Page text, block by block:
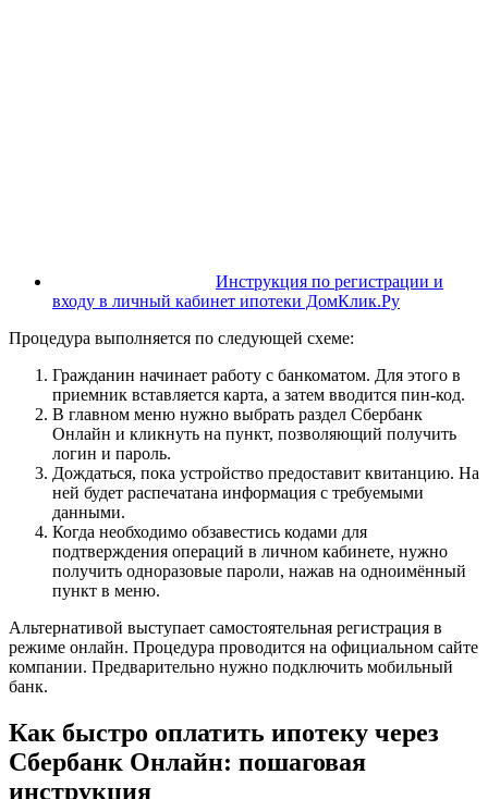
Инструкция по регистрации и
входу в личный кабинет ипотеки ДомКлик.Ру
Процедура выполняется по следующей схеме:
Гражданин начинает работу с банкоматом. Для этого в
приемник вставляется карта, а затем вводится пин-код.
В главном меню нужно выбрать раздел Сбербанк
Онлайн и кликнуть на пункт, позволяющий получить
логин и пароль.
Дождаться, пока устройство предоставит квитанцию. На
ней будет распечатана информация с требуемыми
данными.
Когда необходимо обзавестись кодами для
подтверждения операций в личном кабинете, нужно
получить одноразовые пароли, нажав на одноимённый
пункт в меню.
Альтернативой выступает самостоятельная регистрация в
режиме онлайн. Процедура проводится на официальном сайте
компании. Предварительно нужно подключить мобильный
банк.
Как быстро оплатить ипотеку через
Сбербанк Онлайн: пошаговая
инструкция